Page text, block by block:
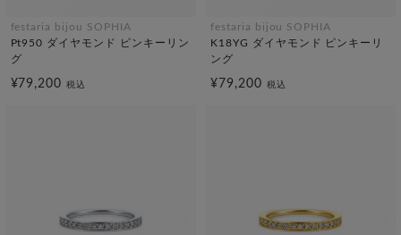
festaria bijou SOPHIA
Pt950 ダイヤモンド ピンキーリン
グ
¥79,200税込
festaria bijou SOPHIA
K18YG ダイヤモンド ピンキーリ
ング
¥79,200 税込